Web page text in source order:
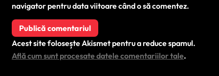
navigator pentru data viitoare când o să comentez.
Acest site folosește Akismet pentru a reduce spamul.
Află cum sunt procesate datele comentariilor tale.